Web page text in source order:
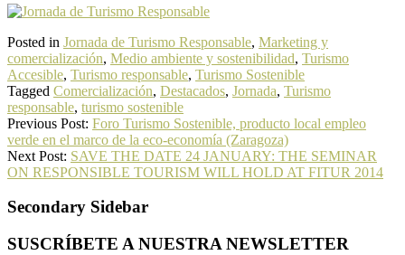
Posted in Jornada de Turismo Responsable, Marketing y
comercialización, Medio ambiente y sostenibilidad, Turismo
Accesible, Turismo responsable, Turismo Sostenible
Tagged Comercialización, Destacados, Jornada, Turismo
responsable, turismo sostenible
Previous Post: Foro Turismo Sostenible, producto local empleo
verde en el marco de la eco-economía (Zaragoza)
Next Post: SAVE THE DATE 24 JANUARY: THE SEMINAR
ON RESPONSIBLE TOURISM WILL HOLD AT FITUR 2014
Secondary Sidebar
SUSCRÍBETE A NUESTRA NEWSLETTER